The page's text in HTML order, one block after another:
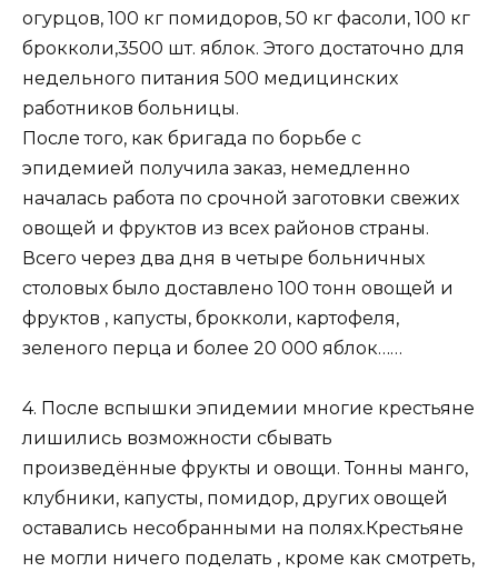
огурцов, 100 кг помидоров, 50 кг фасоли, 100 кг
брокколи,3500 шт. яблок. Этого достаточно для
недельного питания 500 медицинских
работников больницы.
После того, как бригада по борьбе с
эпидемией получила заказ, немедленно
началась работа по срочной заготовки свежих
овощей и фруктов из всех районов страны.
Всего через два дня в четыре больничных
столовых было доставлено 100 тонн овощей и
фруктов , капусты, брокколи, картофеля,
зеленого перца и более 20 000 яблок……
4. После вспышки эпидемии многие крестьяне
лишились возможности сбывать
произведённые фрукты и овощи. Тонны манго,
клубники, капусты, помидор, других овощей
оставались несобранными на полях.Крестьяне
не могли ничего поделать , кроме как смотреть,